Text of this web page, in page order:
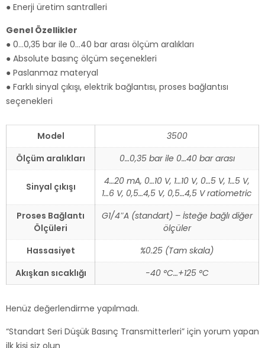
● Enerji üretim santralleri
Genel Özellikler
● 0…0,35 bar ile 0…40 bar arası ölçüm aralıkları
● Absolute basınç ölçüm seçenekleri
● Paslanmaz materyal
● Farklı sinyal çıkışı, elektrik bağlantısı, proses bağlantısı
seçenekleri
Model
3500
Ölçüm aralıkları
0…0,35 bar ile 0…40 bar arası
Sinyal çıkışı
4…20 mA, 0…10 V, 1…10 V, 0…5 V, 1…5 V,
1…6 V, 0,5…4,5 V, 0,5…4,5 V ratiometric
Proses Bağlantı
Ölçüleri
G1/4″A (standart) – İsteğe bağlı diğer
ölçüler
Hassasiyet
%0.25 (Tam skala)
Akışkan sıcaklığı
-40 °C…+125 °C
Henüz değerlendirme yapılmadı.
“Standart Seri Düşük Basınç Transmitterleri” için yorum yapan
ilk kişi siz olun